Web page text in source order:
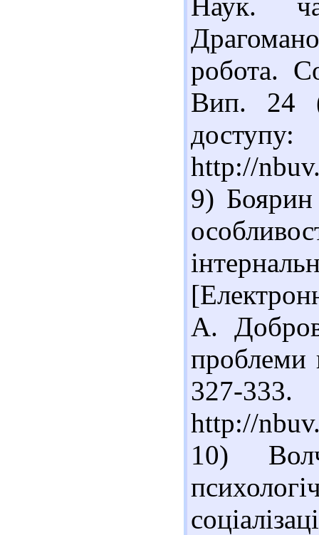
робота.
Вип. 24
доступу:
http://
9) Боярин
А.
327-
http://
10)